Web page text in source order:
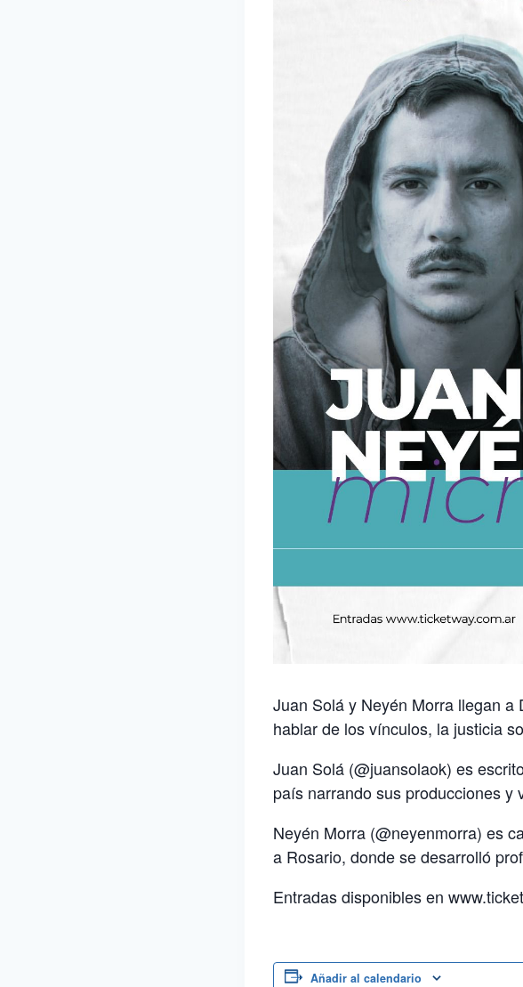
Juan Solá y Neyén Morra llegan
hablar de los vínculos, la justicia
Juan Solá (@juansolaok) es
país narrando sus producciones y
Neyén Morra (@neyenmorra) es
a Rosario, donde se desarrolló
Entradas disponibles en
Añadir al calendario